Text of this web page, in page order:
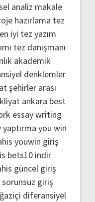
analiz makale
hazırlama tez
en iyi tez yazım
tez danışmanı
akademik
denklemler
şehirler arası
ankara best
essay writing
yaptırma you win
youwin giriş
bets10 indir
güncel giriş
giriş
diferansiyel